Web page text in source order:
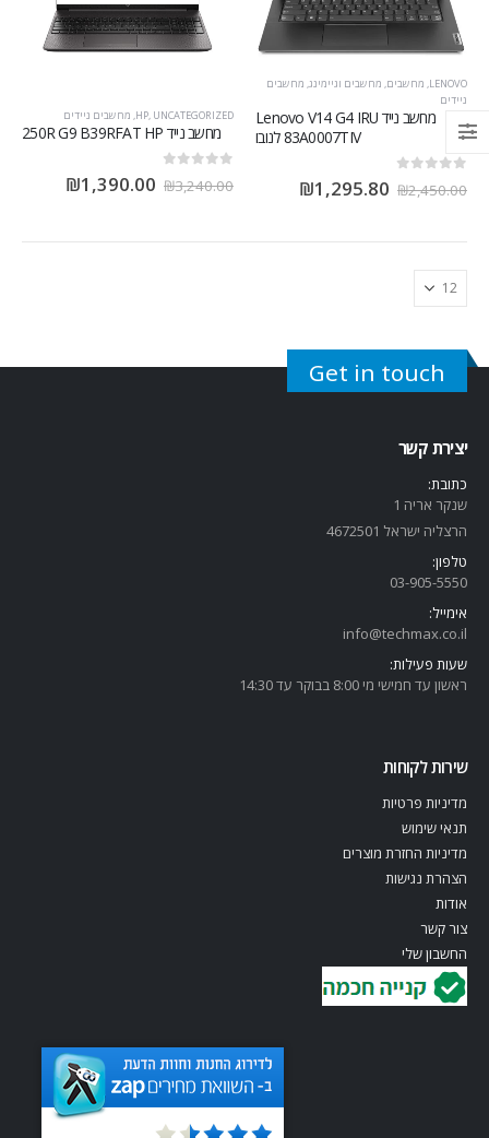
LENOVO
, מחשבים, מחשבים וגיימינג, מחשבים
ניידים
מחשב נייד Lenovo V14 G4 IRU
83A0007TIV לנובו
₪2,450.00
₪1,295.80
HP, UNCATEGORIZED
, מחשבים ניידים
מחשב נייד 250R G9‎ B39RFAT HP
₪3,240.00
₪1,390.00
Get in touch
יצירת קשר
כתובת:
שנקר אריה 1
הרצליה ישראל 4672501
טלפון:
03-905-5550
אימייל:
info@techmax.co.il
שעות פעילות:
ראשון עד חמישי מי 8:00 בבוקר עד 14:30
שירות לקוחות
מדיניות פרטיות
תנאי שימוש
מדיניות החזרת מוצרים
הצהרת נגישות
אודות
צור קשר
החשבון שלי